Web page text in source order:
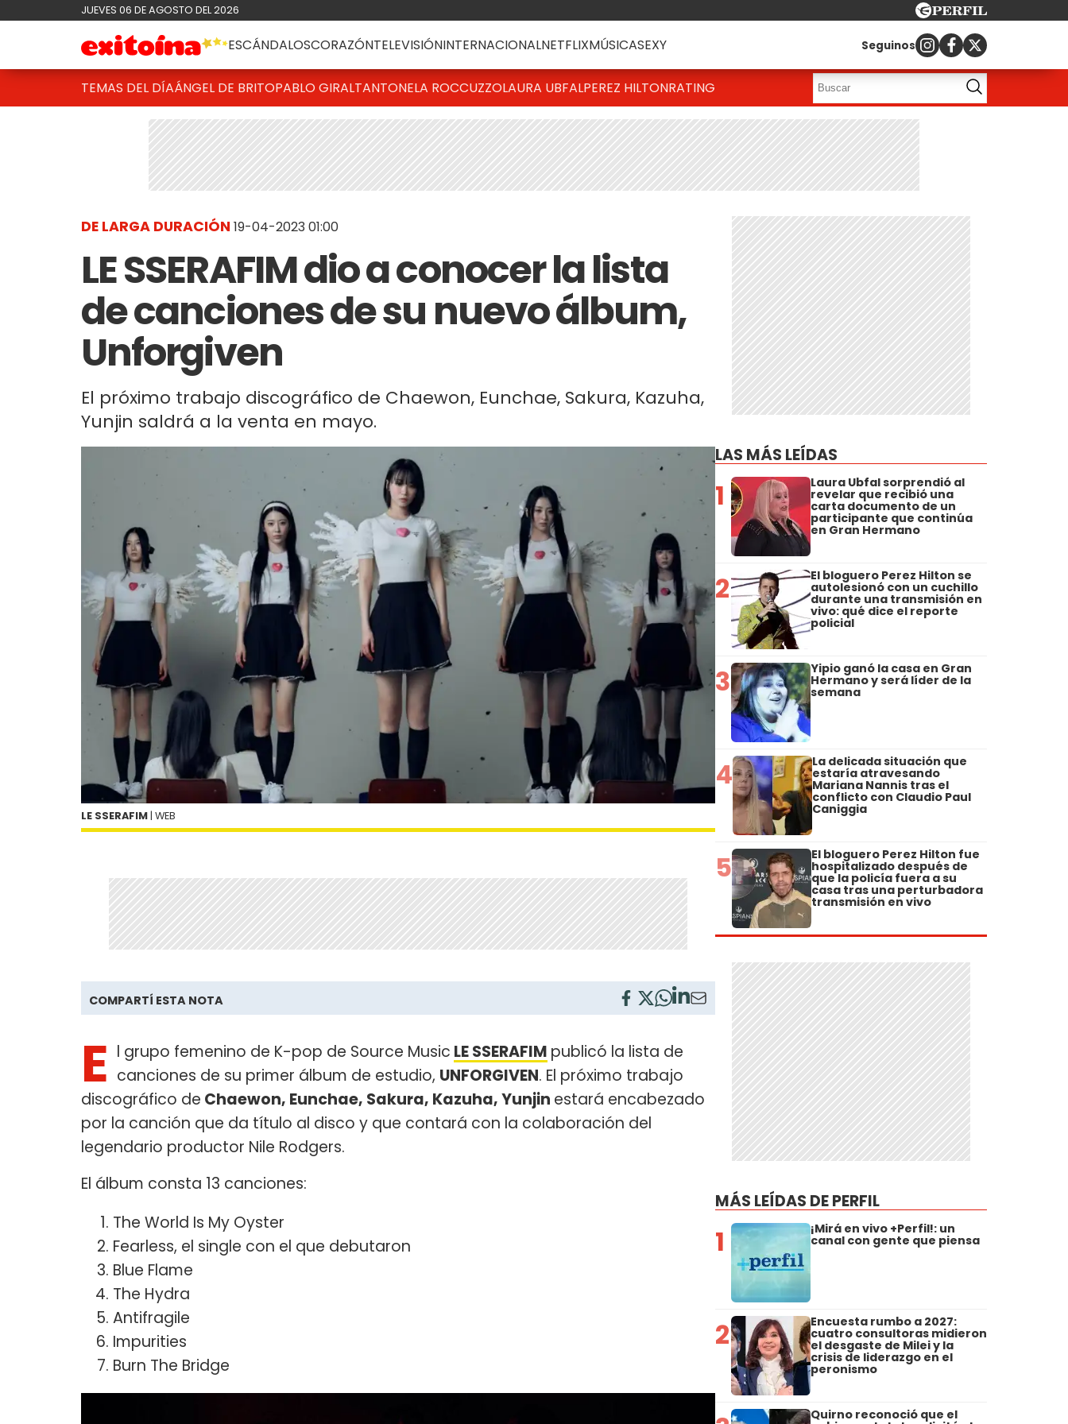
JUEVES 06 DE AGOSTO DEL 2026
ESCÁNDALOSCORAZÓNTELEVISIÓNINTERNACIONALNETFLIXMÚSICASEXY Seguinos
TEMAS DEL DÍAÁNGEL DE BRITOPABLO GIRALTANTONELA ROCCUZZOLAURA UBFALPEREZ HILTONRATING
DE LARGA DURACIÓN 19-04-2023 01:00
LE SSERAFIM dio a conocer la lista
de canciones de su nuevo álbum,
Unforgiven
El próximo trabajo discográfico de Chaewon, Eunchae, Sakura, Kazuha,
Yunjin saldrá a la venta en mayo.
LE SSERAFIM | WEB
COMPARTÍ ESTA NOTA
E l grupo femenino de K-pop de Source Music LE SSERAFIM publicó la lista de
canciones de su primer álbum de estudio, UNFORGIVEN. El próximo trabajo
discográfico de Chaewon, Eunchae, Sakura, Kazuha, Yunjin estará encabezado
por la canción que da título al disco y que contará con la colaboración del
legendario productor Nile Rodgers.
El álbum consta 13 canciones:
The World Is My Oyster
Fearless, el single con el que debutaron
Blue Flame
The Hydra
Antifragile
Impurities
Burn The Bridge
LAS MÁS LEÍDAS
1 Laura Ubfal sorprendió al
revelar que recibió una
carta documento de un
participante que continúa
en Gran Hermano
2 El bloguero Perez Hilton se
autolesionó con un cuchillo
durante una transmisión en
vivo: qué dice el reporte
policial
3 Yipio ganó la casa en Gran
Hermano y será líder de la
semana
4 La delicada situación que
estaría atravesando
Mariana Nannis tras el
conflicto con Claudio Paul
Caniggia
5 El bloguero Perez Hilton fue
hospitalizado después de
que la policía fuera a su
casa tras una perturbadora
transmisión en vivo
MÁS LEÍDAS DE PERFIL
1 ¡Mirá en vivo +Perfil!: un
canal con gente que piensa
2 Encuesta rumbo a 2027:
cuatro consultoras midieron
el desgaste de Milei y la
crisis de liderazgo en el
peronismo
Quirno reconoció que el